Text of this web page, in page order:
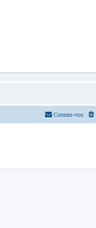
Contate-nos